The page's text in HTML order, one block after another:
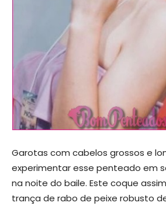
Garotas com cabelos grossos e
experimentar esse penteado em
na noite do baile. Este coque
trança de rabo de peixe robusto